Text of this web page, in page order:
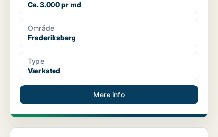
Ca. 3.000 pr md
Område
Frederiksberg
Type
Værksted
Mere info
Lager i Tilst